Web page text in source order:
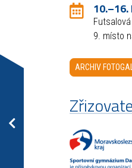
9. místo
ARCHIV